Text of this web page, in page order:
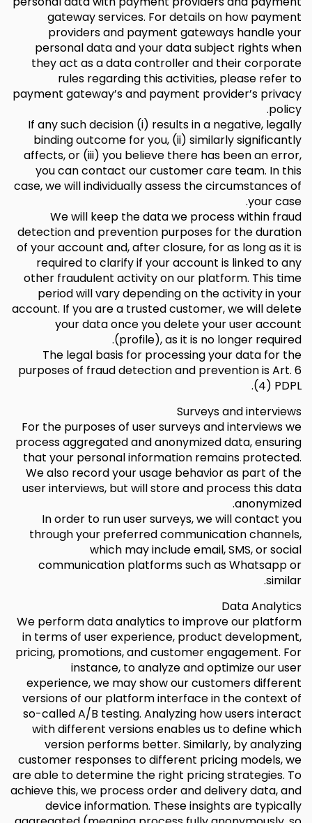
gateway services. For details on how payment
providers and payment gateways handle your
personal data and your data subject rights when
they act as a data controller and their corporate
rules regarding this activities, please refer to
payment gateway’s and payment provider’s privacy
policy.
If any such decision (i) results in a negative, legally
binding outcome for you, (ii) similarly significantly
affects, or (iii) you believe there has been an error,
you can contact our customer care team. In this
case, we will individually assess the circumstances of
your case.
We will keep the data we process within fraud
detection and prevention purposes for the duration
of your account and, after closure, for as long as it is
required to clarify if your account is linked to any
other fraudulent activity on our platform. This time
period will vary depending on the activity in your
account. If you are a trusted customer, we will delete
your data once you delete your user account
(profile), as it is no longer required.
The legal basis for processing your data for the
purposes of fraud detection and prevention is Art. 6
(4) PDPL.
Surveys and interviews
For the purposes of user surveys and interviews we
process aggregated and anonymized data, ensuring
that your personal information remains protected.
We also record your usage behavior as part of the
user interviews, but will store and process this data
anonymized.
In order to run user surveys, we will contact you
through your preferred communication channels,
which may include email, SMS, or social
communication platforms such as Whatsapp or
similar.
Data Analytics
We perform data analytics to improve our platform
in terms of user experience, product development,
pricing, promotions, and customer engagement. For
instance, to analyze and optimize our user
experience, we may show our customers different
versions of our platform interface in the context of
so-called A/B testing. Analyzing how users interact
with different versions enables us to define which
version performs better. Similarly, by analyzing
customer responses to different pricing models, we
are able to determine the right pricing strategies. To
achieve this, we process order and delivery data, and
device information. These insights are typically